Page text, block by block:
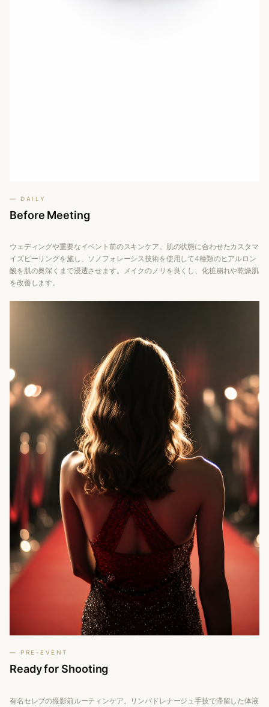
— DAILY
Before Meeting
ウェディングや重要なイベント前のスキンケア。肌の状態に合わせたカスタマ
イズピーリングを施し、ソノフォレーシス技術を使用して4種類のヒアルロン
酸を肌の奥深くまで浸透させます。メイクのノリを良くし、化粧崩れや乾燥肌
を改善します。
— PRE-EVENT
Ready for Shooting
有名セレブの撮影前ルーティンケア。リンパドレナージュ手技で滞留した体液